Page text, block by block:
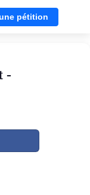
pétition
-